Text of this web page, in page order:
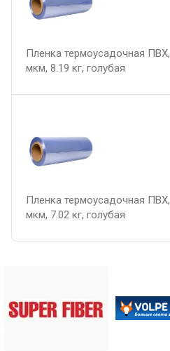
Пленка термоусадочная
мкм, 8.19 кг, голубая
Пленка термоусадочная
мкм, 7.02 кг, голубая